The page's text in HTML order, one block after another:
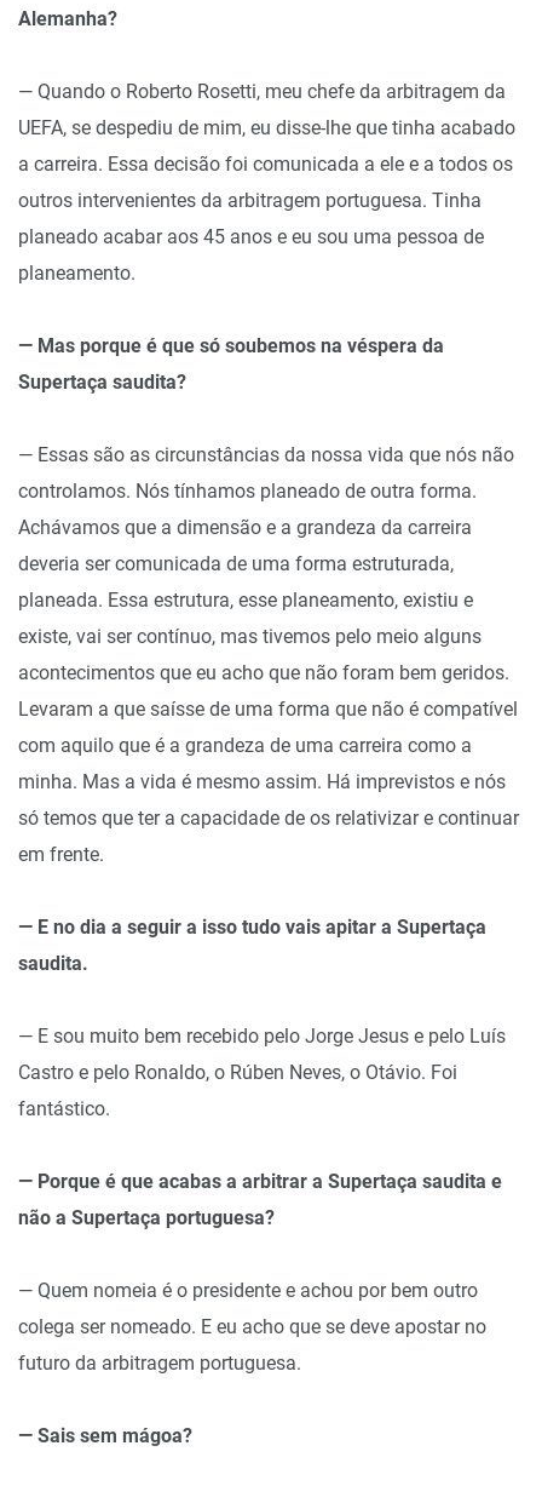
Alemanha?
— Quando o Roberto Rosetti, meu chefe da arbitragem da
UEFA, se despediu de mim, eu disse-lhe que tinha acabado
a carreira. Essa decisão foi comunicada a ele e a todos os
outros intervenientes da arbitragem portuguesa. Tinha
planeado acabar aos 45 anos e eu sou uma pessoa de
planeamento.
— Mas porque é que só soubemos na véspera da
Supertaça saudita?
— Essas são as circunstâncias da nossa vida que nós não
controlamos. Nós tínhamos planeado de outra forma.
Achávamos que a dimensão e a grandeza da carreira
deveria ser comunicada de uma forma estruturada,
planeada. Essa estrutura, esse planeamento, existiu e
existe, vai ser contínuo, mas tivemos pelo meio alguns
acontecimentos que eu acho que não foram bem geridos.
Levaram a que saísse de uma forma que não é compatível
com aquilo que é a grandeza de uma carreira como a
minha. Mas a vida é mesmo assim. Há imprevistos e nós
só temos que ter a capacidade de os relativizar e continuar
em frente.
— E no dia a seguir a isso tudo vais apitar a Supertaça
saudita.
— E sou muito bem recebido pelo Jorge Jesus e pelo Luís
Castro e pelo Ronaldo, o Rúben Neves, o Otávio. Foi
fantástico.
— Porque é que acabas a arbitrar a Supertaça saudita e
não a Supertaça portuguesa?
— Quem nomeia é o presidente e achou por bem outro
colega ser nomeado. E eu acho que se deve apostar no
futuro da arbitragem portuguesa.
— Sais sem mágoa?